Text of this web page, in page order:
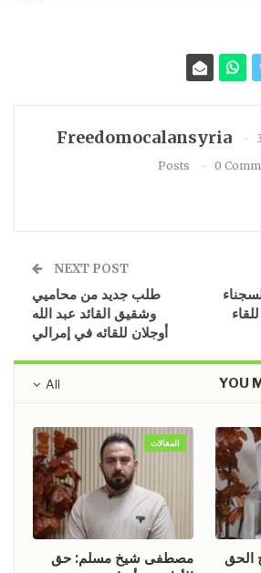
Freedomocalansyria
Posts
0
NEXT POST
​​​​​​​طلب جديد من محاميي
وشقيق القائد عبد الله
أوجلان للقائه في إمرالي
All YOU
الحق
المقالات
مصطفى شيخ مسلم: حق